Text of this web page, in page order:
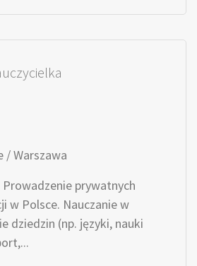
/ Warszawa
prywatnych
w Polsce. Nauczanie w
dziedzin (np. języki, nauki